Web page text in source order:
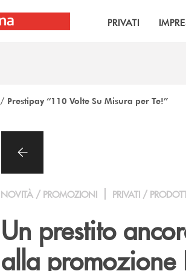
PRIVATI
/ Prestipay “110 Volte Su Misura per Te!”
NOVITÀ / PROMOZIONI PRIVATI /
Un prestito
alla promozione